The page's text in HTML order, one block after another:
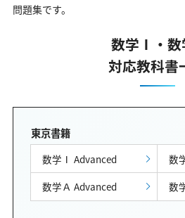
問題集です。
数学Ⅰ・数
対応教科書
東京書籍
数学Ⅰ Advanced
数
数学Ａ Advanced
数